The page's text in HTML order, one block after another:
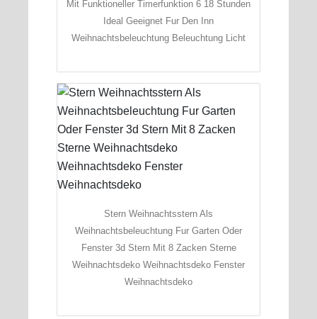
Mit Funktioneller Timerfunktion 6 18 Stunden
Ideal Geeignet Fur Den Inn
Weihnachtsbeleuchtung Beleuchtung Licht
Stern Weihnachtsstern Als
Weihnachtsbeleuchtung Fur Garten Oder
Fenster 3d Stern Mit 8 Zacken Sterne
Weihnachtsdeko Weihnachtsdeko Fenster
Weihnachtsdeko